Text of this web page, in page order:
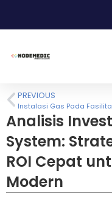
PREVIOUS
Analisis
System:
ROI Cepat
Modern